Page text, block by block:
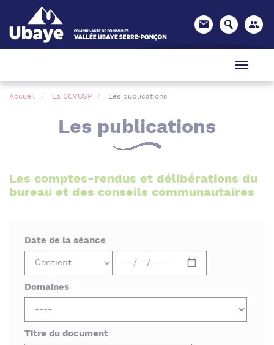
Accueil La CCVUSP Les publications
Les publications
Les comptes-rendus et délibérations du
bureau et des conseils communautaires
Date de la séance
Domaines
Titre du document
Panneau de gestion des cookies